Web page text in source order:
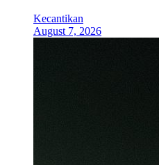
Kecantikan
August 7, 2026